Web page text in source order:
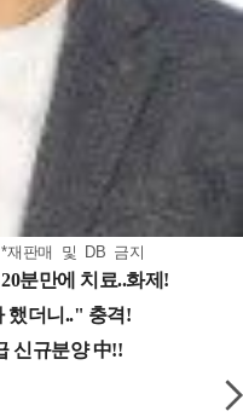
재판매 및 DB 금지